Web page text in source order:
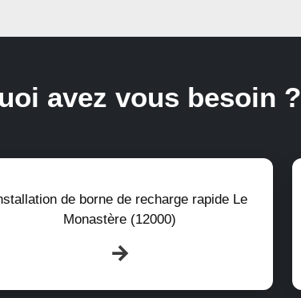
avez vous besoin ?
de borne de recharge rapide Le
Monastère (12000)